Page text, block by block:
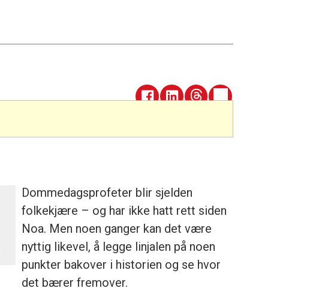
Dommedagsprofeter blir sjelden
folkekjære – og har ikke hatt rett siden
Noa. Men noen ganger kan det være
nyttig likevel, å legge linjalen på noen
punkter bakover i historien og se hvor
det bærer fremover.